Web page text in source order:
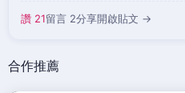
讚 21留言 2分享開啟貼文 →
合作推薦